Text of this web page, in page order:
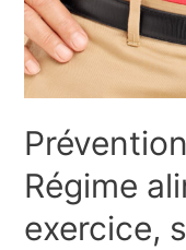
?
Régime
exercice,